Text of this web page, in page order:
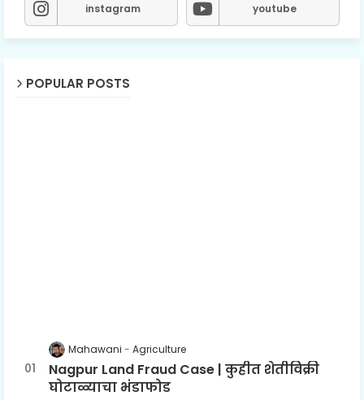
instagram youtube
POPULAR POSTS
Mahawani Agriculture
Nagpur Land Fraud Case | कुहीत शेतीविक्री
घोटाळ्याचा भंडाफोड